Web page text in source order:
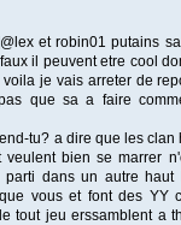
et robin01 putains
il peuvent etre cool
je vais arreter de
que sa a faire
tu? a dire que les
veulent bien se marrer
parti dans un autre
vous et font des
tout jeu erssamblent a